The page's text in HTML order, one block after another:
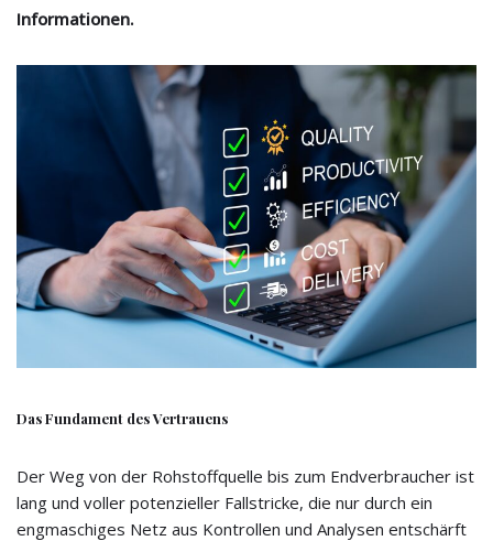
Informationen.
Das Fundament des Vertrauens
Der Weg von der Rohstoffquelle bis zum Endverbraucher ist
lang und voller potenzieller Fallstricke, die nur durch ein
engmaschiges Netz aus Kontrollen und Analysen entschärft